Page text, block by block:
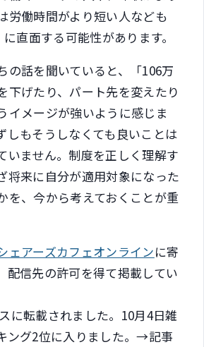
労働時間がより短い人なども
に直面する可能性があります。
の話を聞いていると、「106万
下げたり、パート先を変えたり
イメージが強いように感じま
しもそうしなくても良いことは
いません。制度を正しく理解す
将来に自分が適用対象になった
を、今から考えておくことが重
ェアーズカフェオンラインに寄
配信先の許可を得て掲載してい
に転載されました。10月4日雑
ング2位に入りました。→記事